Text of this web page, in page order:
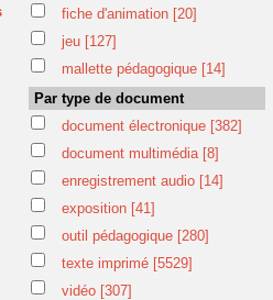
fiche d'animation [20]
jeu [127]
mallette pédagogique [14]
Par type de document
document électronique [382]
document multimédia [8]
enregistrement audio [14]
exposition [41]
outil pédagogique [280]
texte imprimé [5529]
vidéo [307]